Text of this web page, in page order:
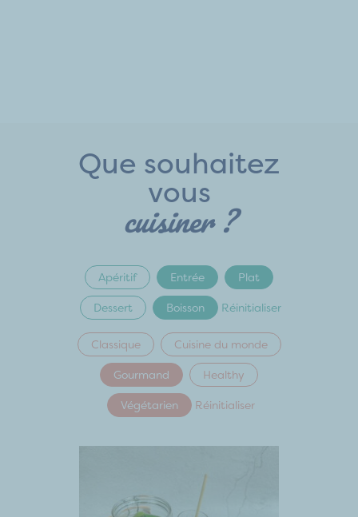
Que souhaitez
vous
cuisiner ?
Apéritif Entrée Plat
Dessert Boisson Réinitialiser
Classique Cuisine du monde
Gourmand Healthy
Végétarien Réinitialiser